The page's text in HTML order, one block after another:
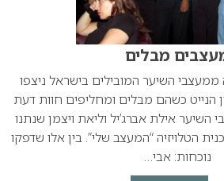
מבלים
השיער המובילים בישראל ניצפו
הנייט כשהם מבלים ומחליפים חוות דעת
השיער אילת אברג’יל וליאת ויצמן שנתנו
הטלויזיה “המעצב שלי”. בין אלו שדפקו
נוכחות: אבי…